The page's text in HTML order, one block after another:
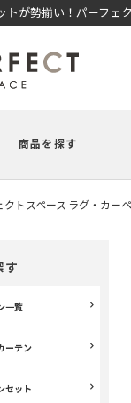
トが勢揃い！パーフェ
商品を探す
クトスペース ラグ・カー
す
一覧
ーテン
セット